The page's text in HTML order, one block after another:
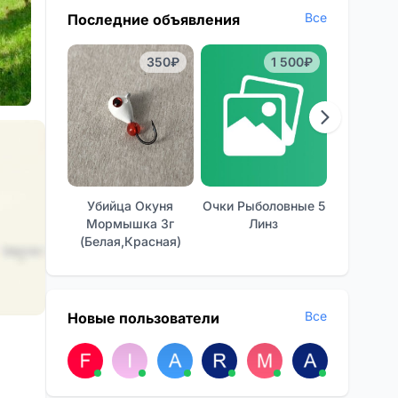
Последние объявления Все
350₽
Убийца Окуня
Мормышка 3г
(белая,красная)
1 500₽
Очки Рыболовные 5
Линз
Новые пользователи Все